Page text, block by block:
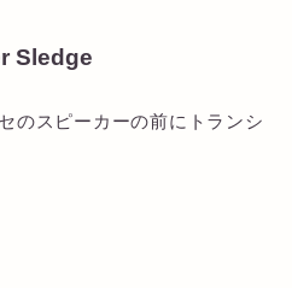
Sledge
のスピーカーの前にトランシ